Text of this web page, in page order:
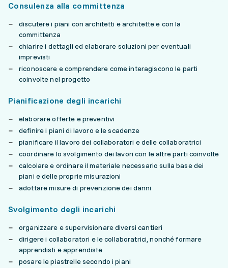
Consulenza alla committenza
discutere i piani con architetti e architette e con la
committenza
chiarire i dettagli ed elaborare soluzioni per eventuali
imprevisti
riconoscere e comprendere come interagiscono le parti
coinvolte nel progetto
Pianificazione degli incarichi
elaborare offerte e preventivi
definire i piani di lavoro e le scadenze
pianificare il lavoro dei collaboratori e delle collaboratrici
coordinare lo svolgimento dei lavori con le altre parti coinvolte
calcolare e ordinare il materiale necessario sulla base dei
piani e delle proprie misurazioni
adottare misure di prevenzione dei danni
Svolgimento degli incarichi
organizzare e supervisionare diversi cantieri
dirigere i collaboratori e le collaboratrici, nonché formare
apprendisti e apprendiste
posare le piastrelle secondo i piani